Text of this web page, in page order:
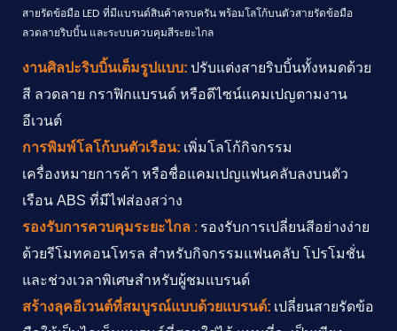
สายรัดข้อมือ LED ที่มีแบรนด์สินค้าครบครัน พร้อมโลโก้บนตัวสายรัดข้อมือ
ลวดลายริบบิ้น และระบบควบคุมสีระยะไกล
งานศิลปะริบบิ้นเต็มรูปแบบ: ปรับแต่งสายริบบิ้นทั้งหมดด้วย
สี ลวดลาย กราฟิกแบรนด์ หรือดีไซน์แคมเปญตามงาน
อีเวนต์
การพิมพ์โลโก้บนตัวเรือน: เพิ่มโลโก้กิจกรรม
เครื่องหมายการค้า หรือชื่อแคมเปญแฟนคลับลงบนตัว
เรือน ABS ที่มีไฟส่องสว่าง
รองรับการควบคุมระยะไกล : รองรับการเปลี่ยนสีอย่างง่าย
ด้วยรีโมทคอนโทรล สำหรับกิจกรรมแฟนคลับ โปรโมชั่น
และช่วงเวลาพิเศษสำหรับผู้ชมแบรนด์
สร้างลุคอีเวนต์ที่สมบูรณ์แบบด้วยแบรนด์: เปลี่ยนสายรัดข้อ